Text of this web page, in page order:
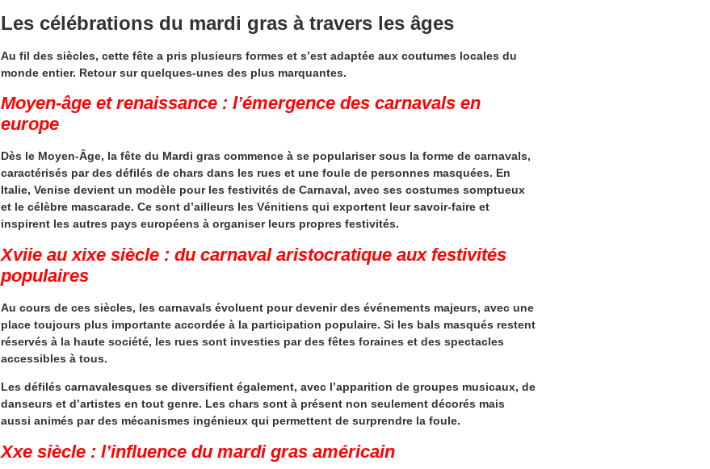
Les célébrations du mardi gras à travers les âges
Au fil des siècles, cette fête a pris plusieurs formes et s’est adaptée aux coutumes locales du
monde entier. Retour sur quelques-unes des plus marquantes.
Moyen-âge et renaissance : l’émergence des carnavals en
europe
Dès le Moyen-Âge, la fête du Mardi gras commence à se populariser sous la forme de carnavals,
caractérisés par des défilés de chars dans les rues et une foule de personnes masquées. En
Italie, Venise devient un modèle pour les festivités de Carnaval, avec ses costumes somptueux
et le célèbre mascarade. Ce sont d’ailleurs les Vénitiens qui exportent leur savoir-faire et
inspirent les autres pays européens à organiser leurs propres festivités.
Xviie au xixe siècle : du carnaval aristocratique aux festivités
populaires
Au cours de ces siècles, les carnavals évoluent pour devenir des événements majeurs, avec une
place toujours plus importante accordée à la participation populaire. Si les bals masqués restent
réservés à la haute société, les rues sont investies par des fêtes foraines et des spectacles
accessibles à tous.
Les défilés carnavalesques se diversifient également, avec l’apparition de groupes musicaux, de
danseurs et d’artistes en tout genre. Les chars sont à présent non seulement décorés mais
aussi animés par des mécanismes ingénieux qui permettent de surprendre la foule.
Xxe siècle : l’influence du mardi gras américain